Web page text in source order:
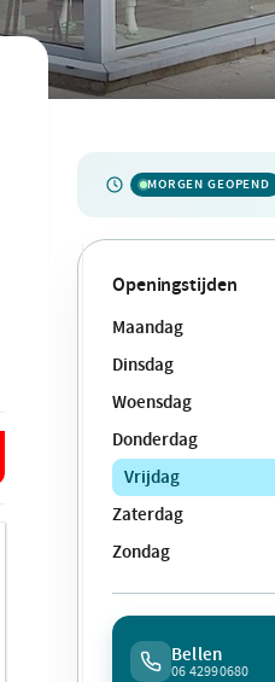
MORGEN GEOPEND
Openingstijden
Maandag
Dinsdag
Woensdag
Donderdag
Vrijdag
Zaterdag
Zondag
Bellen
06 42990680